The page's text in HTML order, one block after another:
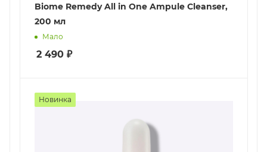
Biome Remedy All in One Ampule Cleanser,
200 мл
Мало
2 490 ₽
Новинка